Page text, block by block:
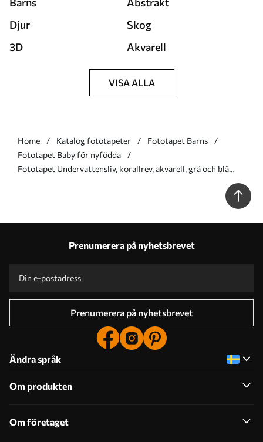
Djur
Skog
3D
Akvarell
VISA ALLA
Home Katalog fototapeter
Fototapet Barns
Fototapet Baby för nyfödda
Fototapet Undervattensliv, korallrev, akvarell, grå och blå
Prenumerera på nyhetsbrevet
Prenumerera på nyhetsbrevet
Ändra språk
Om produkten
Om företaget